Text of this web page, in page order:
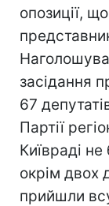
опозиції,
засідання
67
Партії
Київраді
окрім двох
прийшли